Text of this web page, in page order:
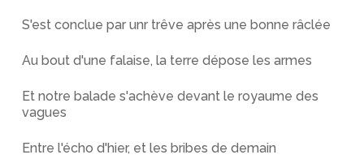
S'est conclue par unr trêve après une bonne râclée
Au bout d'une falaise, la terre dépose les armes
Et notre balade s'achève devant le royaume des
vagues
Entre l'écho d'hier, et les bribes de demain